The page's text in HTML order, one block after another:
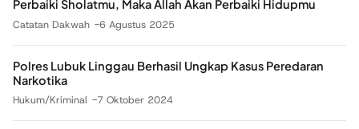
Perbaiki Sholatmu, Maka Allah Akan Perbaiki Hidupmu
Catatan Dakwah 6 Agustus 2025
Polres Lubuk Linggau Berhasil Ungkap Kasus Peredaran
Narkotika
Hukum/Kriminal 7 Oktober 2024